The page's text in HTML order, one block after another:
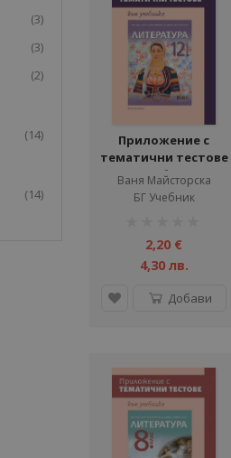
Приложение с
тематични тестове
към учебника по
литература за 12. клас
Ваня Майсторска
БГ Учебник
2,20 €
4,30 лв.
Добави
3артикули
3артикули
2артикули
14артикули
14артикули